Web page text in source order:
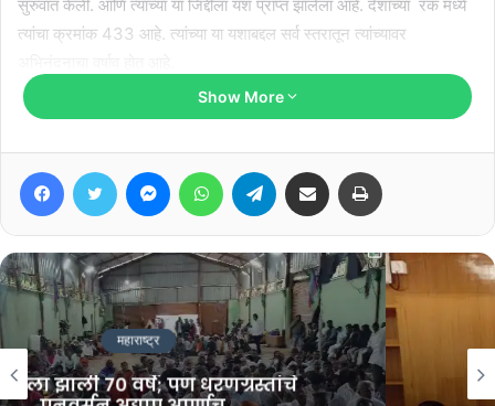
सुरुवात केली. आणि त्यांच्या या जिद्दीला यश प्राप्त झालेला आहे. देशाच्या रँक मध्ये
त्यांचा क्रमांक 433 आहे. त्यांच्या या यशाबद्दल सर्व स्तरातून त्यांच्यावर
Related Articles
“महाराज, आता तिकीट द्या, नाहीतर गळफास
घ्यायला दोरी द्या”
परळी आरोग्य केंद्र बनले असुविधाचे केंद्र…?
May 5, 2025
Show More
FacebookTwitter MessengerWhatsAppTelegram Share via Email
सातारा
१ रोजी आपची स्वराज्य यात्रा